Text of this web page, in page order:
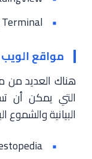
مواقع الويب
هناك العديد من
التي يمكن أن
البيانية والشموع